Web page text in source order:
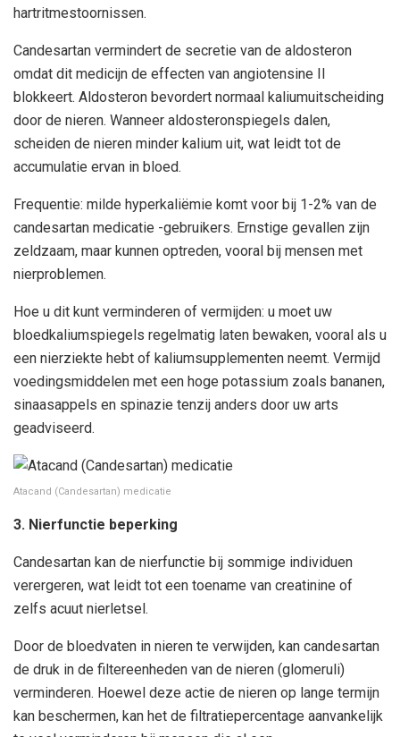
hartritmestoornissen.
Candesartan vermindert de secretie van de aldosteron
omdat dit medicijn de effecten van angiotensine II
blokkeert. Aldosteron bevordert normaal kaliumuitscheiding
door de nieren. Wanneer aldosteronspiegels dalen,
scheiden de nieren minder kalium uit, wat leidt tot de
accumulatie ervan in bloed.
Frequentie: milde hyperkaliëmie komt voor bij 1-2% van de
candesartan medicatie -gebruikers. Ernstige gevallen zijn
zeldzaam, maar kunnen optreden, vooral bij mensen met
nierproblemen.
Hoe u dit kunt verminderen of vermijden: u moet uw
bloedkaliumspiegels regelmatig laten bewaken, vooral als u
een nierziekte hebt of kaliumsupplementen neemt. Vermijd
voedingsmiddelen met een hoge potassium zoals bananen,
sinaasappels en spinazie tenzij anders door uw arts
geadviseerd.
Atacand (Candesartan) medicatie
3. Nierfunctie beperking
Candesartan kan de nierfunctie bij sommige individuen
verergeren, wat leidt tot een toename van creatinine of
zelfs acuut nierletsel.
Door de bloedvaten in nieren te verwijden, kan candesartan
de druk in de filtereenheden van de nieren (glomeruli)
verminderen. Hoewel deze actie de nieren op lange termijn
kan beschermen, kan het de filtratiepercentage aanvankelijk